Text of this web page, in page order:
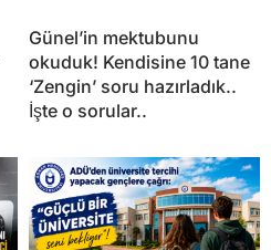
Günel’in mektubunu
okuduk! Kendisine 10 tane
‘Zengin’ soru hazırladık..
İşte o sorular..